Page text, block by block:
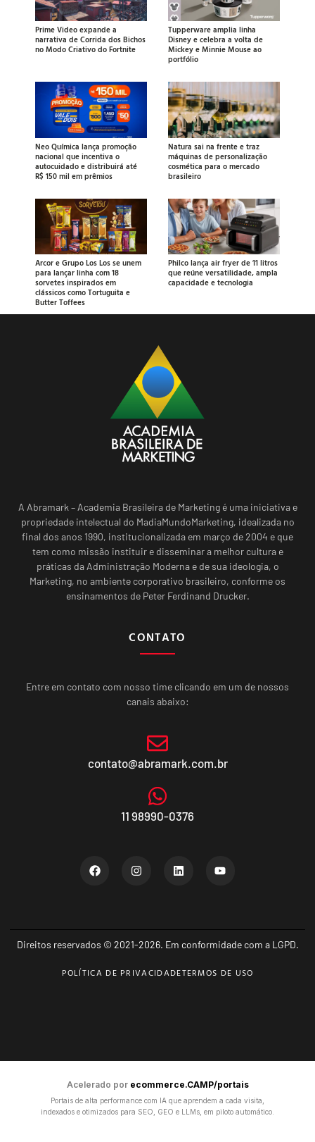
Prime Video expande a
narrativa de Corrida dos Bichos
no Modo Criativo do Fortnite
Tupperware amplia linha
Disney e celebra a volta de
Mickey e Minnie Mouse ao
portfólio
Neo Química lança promoção
nacional que incentiva o
autocuidado e distribuirá até
R$ 150 mil em prêmios
Natura sai na frente e traz
máquinas de personalização
cosmética para o mercado
brasileiro
Arcor e Grupo Los Los se unem
para lançar linha com 18
sorvetes inspirados em
clássicos como Tortuguita e
Butter Toffees
Philco lança air fryer de 11 litros
que reúne versatilidade, ampla
capacidade e tecnologia
A Abramark – Academia Brasileira de Marketing é uma iniciativa e
propriedade intelectual do MadiaMundoMarketing, idealizada no
final dos anos 1990, institucionalizada em março de 2004 e que
tem como missão instituir e disseminar a melhor cultura e
práticas da Administração Moderna e de sua ideologia, o
Marketing, no ambiente corporativo brasileiro, conforme os
ensinamentos de Peter Ferdinand Drucker.
CONTATO
Entre em contato com nosso time clicando em um de nossos
canais abaixo:
contato@abramark.com.br
11 98990-0376
Direitos reservados © 2021-2026. Em conformidade com a LGPD.
POLÍTICA DE PRIVACIDADETERMOS DE USO
Acelerado por ecommerce.CAMP/portais
Portais de alta performance com IA que aprendem a cada visita,
indexados e otimizados para SEO, GEO e LLMs, em piloto automático.